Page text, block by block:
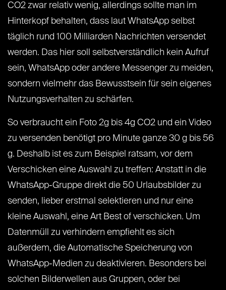
CO2 zwar relativ wenig, allerdings sollte man im
Hinterkopf behalten, dass laut WhatsApp selbst
täglich rund 100 Milliarden Nachrichten versendet
werden. Das hier soll selbstverständlich kein Aufruf
sein, WhatsApp oder andere Messenger zu meiden,
sondern vielmehr das Bewusstsein für sein eigenes
Nutzungsverhalten zu schärfen.
So verbraucht ein Foto 2g bis 4g CO2 und ein Video
zu versenden benötigt pro Minute ganze 30 g bis 56
g. Deshalb ist es zum Beispiel ratsam, vor dem
Verschicken eine Auswahl zu treffen: Anstatt in die
WhatsApp-Gruppe direkt die 50 Urlaubsbilder zu
senden, lieber erstmal selektieren und nur eine
kleine Auswahl, eine Art Best of verschicken. Um
Datenmüll zu verhindern empfiehlt es sich
außerdem, die Automatische Speicherung von
WhatsApp-Medien zu deaktivieren. Besonders bei
solchen Bilderwellen aus Gruppen, oder bei